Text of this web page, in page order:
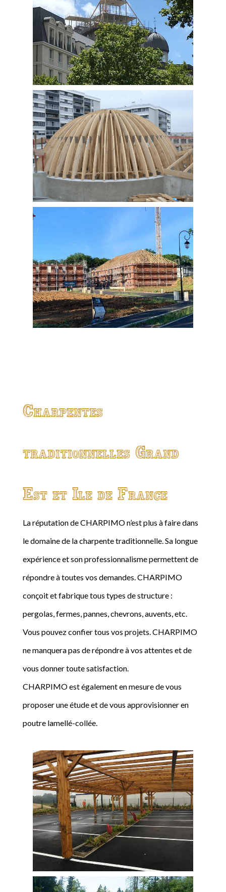
Charpentes
traditionnelles Grand
Est et Ile de France
La réputation de CHARPIMO n’est plus à faire dans
le domaine de la charpente traditionnelle. Sa longue
expérience et son professionnalisme permettent de
répondre à toutes vos demandes. CHARPIMO
conçoit et fabrique tous types de structure :
pergolas, fermes, pannes, chevrons, auvents, etc.
Vous pouvez confier tous vos projets. CHARPIMO
ne manquera pas de répondre à vos attentes et de
vous donner toute satisfaction.
CHARPIMO est également en mesure de vous
proposer une étude et de vous approvisionner en
poutre lamellé-collée.